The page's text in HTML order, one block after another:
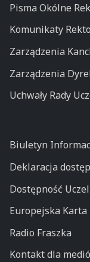
Pisma Okólne
Komunikaty
Zarządzenia
Zarządzenia
Uchwały Rady
Biuletyn
Deklaracja
Dostępność
Europejska Karta
Radio Fraszka
Kontakt dla